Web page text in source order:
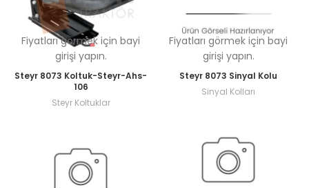
Fiyatları görmek için bayi
girişi yapın.
Steyr 8073 Koltuk-Steyr-Ahs-
106
Steyr Koltuklar
Fiyatları görmek için bayi
girişi yapın.
Steyr 8073 Sinyal Kolu
Sinyal Kolları